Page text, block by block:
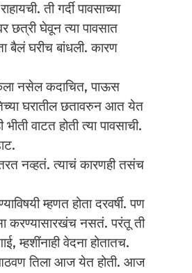
ती गर्दी पावसाच्या
छत्री घेवून त्या पावसात
बैलं घरीच बांधली. कारण
नसेल कदाचित, पाऊस
घरातील छतावरुन आत येत
वाटत होती त्या पावसाची.
नव्हतं. त्याचं कारणही तसंच
म्हणत होता दरवर्षी. पण
करण्यासारखंच नसतं. परंतू ती
म्हशींनाही वेदना होतातच.
तिला आज येत होती. आज